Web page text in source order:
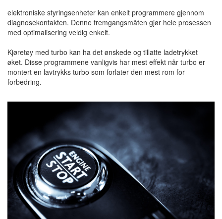
elektroniske styringsenheter kan enkelt programmere gjennom
diagnosekontakten. Denne fremgangsmåten gjør hele prosessen
med optimalisering veldig enkelt.
Kjøretøy med turbo kan ha det ønskede og tillatte ladetrykket
øket. Disse programmene vanligvis har mest effekt når turbo er
montert en lavtrykks turbo som forlater den mest rom for
forbedring.